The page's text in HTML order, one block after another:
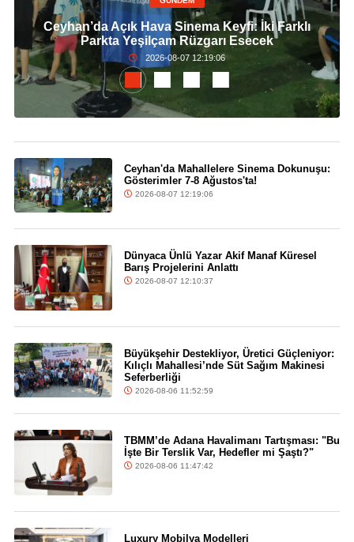
Ceyhan’da Açık Hava Sinema Keyfi: İki Farklı
Parkta Yeşilçam Rüzgarı Esecek
2026-08-07 12:19:06
Ceyhan'da Mahallelere Sinema Dokunuşu:
Gösterimler 7-8 Ağustos'ta!
2026-08-07 12:19:06
Dünyaca Ünlü Yazar Akif Manaf Küresel
Barış Projelerini Anlattı
2026-08-07 12:10:37
Büyükşehir Destekliyor, Üretici Güçleniyor:
Kılıçlı Mahallesi’nde Süt Sağım Makinesi
Seferberliği
2026-08-06 11:52:59
TBMM’de Adana Havalimanı Tartışması: "Bu
İşte Bir Terslik Var, Hedefler mi Şaştı?"
2026-08-06 11:47:42
Luxury Mobilya Modelleri